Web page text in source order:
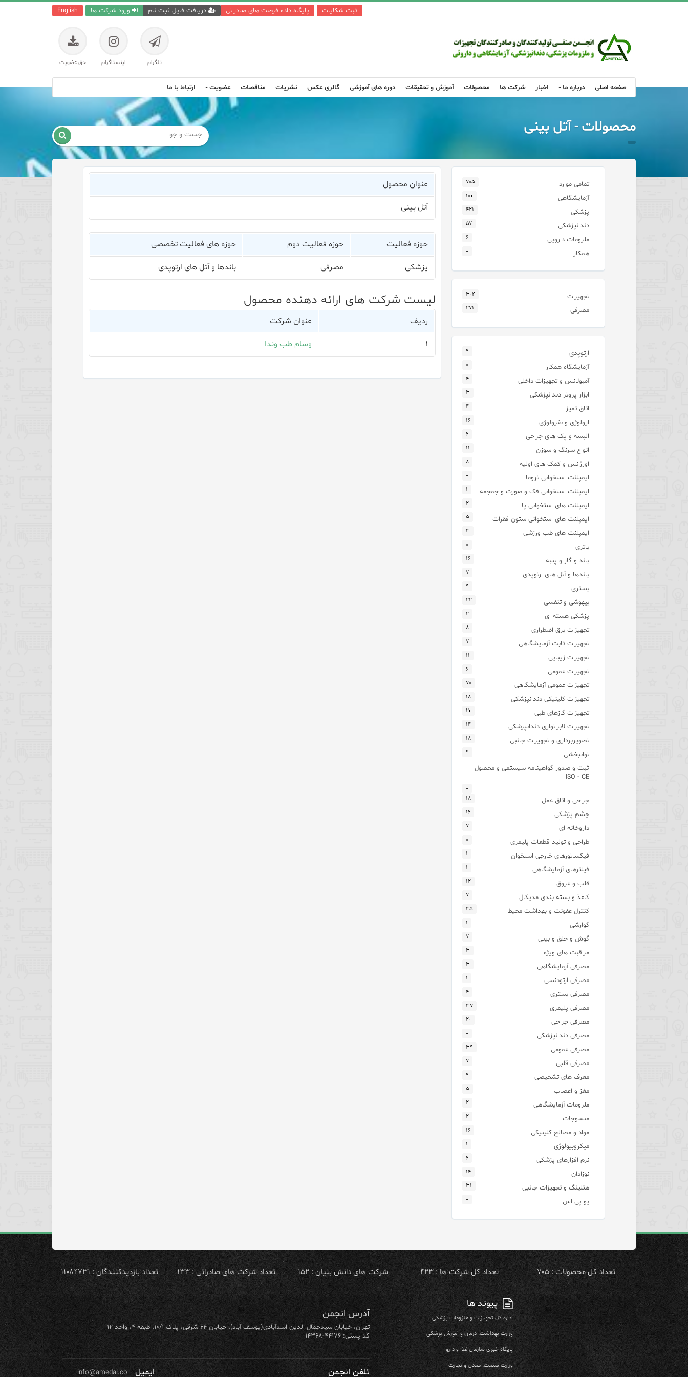
English ورود شرکت ها دریافت فایل ثبت نام پایگاه داده فرصت های صادراتی ثبت شکایات
تلگرام اینستاگرام حق عضویت
صفحه اصلی درباره ما اخبار شرکت ها محصولات آموزش و تحقیقات دوره های آموزشی گالری عکس نشریات مناقصات عضویت ارتباط با ما
محصولات - آتل بینی 
عنوان محصول
آتل بینی
حوزه فعالیت حوزه فعالیت دوم حوزه های فعالیت تخصصی
پزشکی مصرفی باندها و آتل های ارتوپدی
لیست شرکت های ارائه دهنده محصول
ردیف عنوان شرکت
۱ وسام طب وندا
تمامی موارد ۷۰۵
آزمایشگاهی ۱۰۰
پزشکی ۴۲۱
دندانپزشکی ۵۷
ملزومات دارویی ۶
همکار ۰
تجهیزات ۳۰۴
مصرفی ۲۷۱
ارتوپدی ۹
آزمایشگاه همکار ۰
آمبولانس و تجهیزات داخلی ۴
ابزار پروتز دندانپزشکی ۳
اتاق تمیز ۴
ارولوژی و نفرولوژی ۱۶
البسه و پک های جراحی ۶
انواع سرنگ و سوزن ۱۱
اورژانس و کمک های اولیه ۸
ایمپلنت استخوانی تروما ۰
ایمپلنت استخوانی فک و صورت و جمجمه ۱
ایمپلنت های استخوانی پا ۲
ایمپلنت های استخوانی ستون فقرات ۵
ایمپلنت های طب ورزشی ۳
باتری ۰
باند و گاز و پنبه ۱۶
باندها و آتل های ارتوپدی ۷
بستری ۹
بیهوشی و تنفسی ۲۲
پزشکی هسته ای ۲
تجهیزات برق اضطراری ۸
تجهیزات ثابت آزمایشگاهی ۷
تجهیزات زیبایی ۱۱
تجهیزات عمومی ۶
تجهیزات عمومی آزمایشگاهی ۷۰
تجهیزات کلینیکی دندانپزشکی ۱۸
تجهیزات گازهای طبی ۲۰
تجهیزات لابراتواری دندانپزشکی ۱۴
تصویربرداری و تجهیزات جانبی ۱۸
توانبخشی ۹
ثبت و صدور گواهینامه سیستمی و محصول
ISO - CE
۰
جراحی و اتاق عمل ۱۸
چشم پزشکی ۱۶
داروخانه ای ۷
طراحی و تولید قطعات پلیمری ۰
فیکساتورهای خارجی استخوان ۱
فیلترهای آزمایشگاهی ۱
قلب و عروق ۱۲
کاغذ و بسته بندی مدیکال ۷
کنترل عفونت و بهداشت محیط ۳۵
گوارشی ۱
گوش و حلق و بینی ۷
مراقبت های ویژه ۳
مصرفی آزمایشگاهی ۳
مصرفی ارتودنسی ۱
مصرفی بستری ۴
مصرفی پلیمری ۳۷
مصرفی جراحی ۲۰
مصرفی دندانپزشکی ۰
مصرفی عمومی ۳۹
مصرفی قلبی ۷
معرف های تشخیصی ۹
مغز و اعصاب ۵
ملزومات آزمایشگاهی ۲
منسوجات ۲
مواد و مصالح کلینیکی ۱۶
میکروبیولوژی ۱
نرم افزارهای پزشکی ۶
نوزادان ۱۴
هتلینگ و تجهیزات جانبی ۳۱
یو پی اس ۰
تعداد کل محصولات : ۷۰۵ تعداد کل شرکت ها : ۴۲۳ شرکت های دانش بنیان : ۱۵۲ تعداد شرکت های صادراتی : ۱۳۳ تعداد بازدیدکنندگان : ۱۱۰۸۴۷۳۱
پیوند ها
اداره کل تجهیزات و ملزومات پزشکی
وزارت بهداشت، درمان و آموزش پزشکی
پایگاه خبری سازمان غذا و دارو
وزارت صنعت، معدن و تجارت
آدرس انجمن
تهران، خیابان سیدجمال الدین اسدآبادی(یوسف آباد)، خیابان ۶۴ شرقی، پلاک ۱۰/۱، طبقه ۴، واحد ۱۲
کد پستی: ۴۴۱۷۶-۱۴۳۶۸
تلفن انجمن ایمیل info@amedal.co